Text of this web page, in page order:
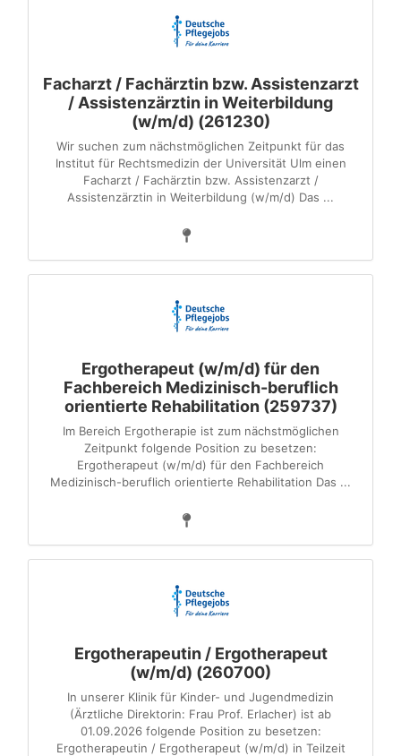
Facharzt / Fachärztin bzw. Assistenzarzt
/ Assistenzärztin in Weiterbildung
(w/m/d) (261230)
Wir suchen zum nächstmöglichen Zeitpunkt für das
Institut für Rechtsmedizin der Universität Ulm einen
Facharzt / Fachärztin bzw. Assistenzarzt /
Assistenzärztin in Weiterbildung (w/m/d) Das ...
Ergotherapeut (w/m/d) für den
Fachbereich Medizinisch-beruflich
orientierte Rehabilitation (259737)
Im Bereich Ergotherapie ist zum nächstmöglichen
Zeitpunkt folgende Position zu besetzen:
Ergotherapeut (w/m/d) für den Fachbereich
Medizinisch-beruflich orientierte Rehabilitation Das ...
Ergotherapeutin / Ergotherapeut
(w/m/d) (260700)
In unserer Klinik für Kinder- und Jugendmedizin
(Ärztliche Direktorin: Frau Prof. Erlacher) ist ab
01.09.2026 folgende Position zu besetzen:
Ergotherapeutin / Ergotherapeut (w/m/d) in Teilzeit